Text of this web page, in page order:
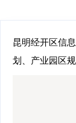
昆明经开区信
划、产业园区